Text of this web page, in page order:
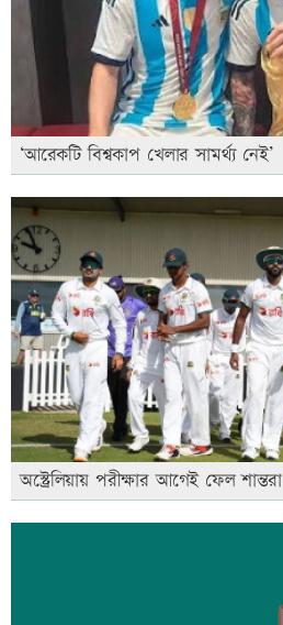
‘আরেকটি বিশ্বকাপ খেলার সামর্থ্য নেই’
অস্ট্রেলিয়ায় পরীক্ষার আগেই ফেল শান্তরা